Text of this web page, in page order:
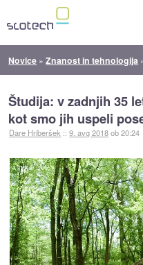
Novice »Znanost in tehnologija
Študija: v zadnjih 35
kot smo jih uspeli
Dare Hriberšek ::9. avg 2018ob 20:24